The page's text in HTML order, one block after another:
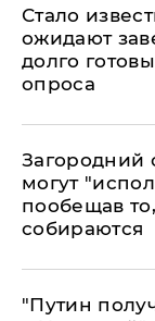
Стало
ожидают
долго
опроса
Загородний
могут
пообещав
собираются
"Путин